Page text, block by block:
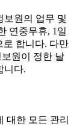
보원의 업무 및
연중무휴, 1일
로 합니다. 다만
원이 정한 날
니다.
대한 모든 관리